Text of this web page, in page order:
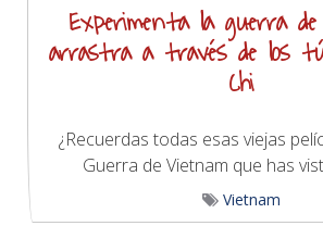
Experimenta la guerra
arrastra a través de los
Chi
¿Recuerdas todas esas viejas
Guerra de Vietnam que has
Vietnam